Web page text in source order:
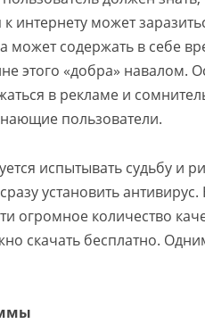
интернету может
может содержать в себе
этого «добра» навалом.
в рекламе и
пользователи.
испытывать судьбу и
установить
огромное количество
скачать бесплатно.